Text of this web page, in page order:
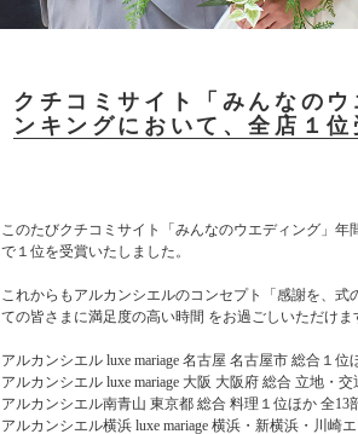
クチコミサイト「みんなの
ンキングにおいて、全店１
このたびクチコミサイト「みんなのウエディング」
で１位を受賞いたしました。
これからもアルカンシエルのコンセプト「感謝を、
ての皆さまに満足度の高い時間 をお過ごしいただけま
アルカンシエル luxe mariage 名古屋 名古屋市 総合１位
アルカンシエル luxe mariage 大阪 大阪府 総合 立地・
アルカンシエル南青山 東京都 総合 料理１位ほか 全13
アルカンシエル横浜 luxe mariage 横浜・新横浜・川崎